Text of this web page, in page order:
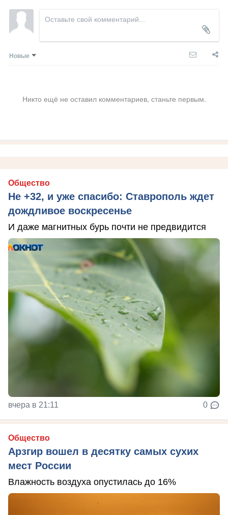
Новые
Никто ещё не оставил комментариев, станьте первым.
Общество
Не +32, и уже спасибо: Ставрополь ждет
дождливое воскресенье
И даже магнитных бурь почти не предвидится
вчера в 21:11 0
Общество
Арзгир вошел в десятку самых сухих
мест России
Влажность воздуха опустилась до 16%